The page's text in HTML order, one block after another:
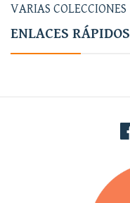
VARIAS COLECCIONES
ENLACES RÁPIDOS